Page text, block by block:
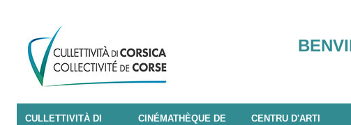
CULLETTIVITÀ DI
CINÉMATHÈQUE DE
CENTRU D'ARTI